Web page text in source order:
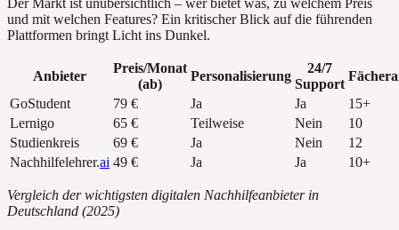
und mit welchen Features? Ein kritischer Blick auf die führenden
Plattformen bringt Licht ins Dunkel.
Anbieter
Preis/Monat
(ab)
Personalisierung
24/7
Support
GoStudent
79 € Ja Ja
15+
Lernigo
65 € Teilweise Nein
10
Studienkreis
69 € Ja Nein
12
Nachhilfelehrer.ai 49 € Ja Ja 10+
Vergleich der wichtigsten digitalen Nachhilfeanbieter in
Deutschland (2025)